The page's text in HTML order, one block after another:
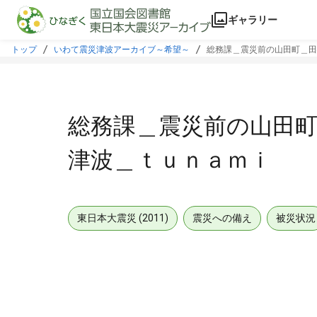
本文に飛ぶ
ギャラリー
トップ いわて震災津波アーカイブ～希望～ 総務課＿震災前の山田町＿
総務課＿震災前の山田
津波＿ｔｕｎａｍｉ
東日本大震災 (2011) 震災への備え 被災状況